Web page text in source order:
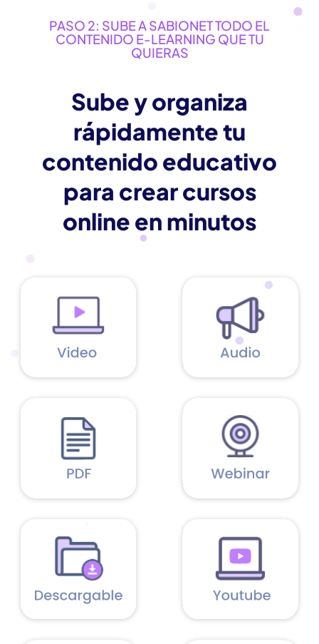
PASO 2: SUBE A SABIONET TODO EL
CONTENIDO E-LEARNING QUE TU
QUIERAS
Sube y organiza
rápidamente tu
contenido educativo
para crear cursos
online en minutos